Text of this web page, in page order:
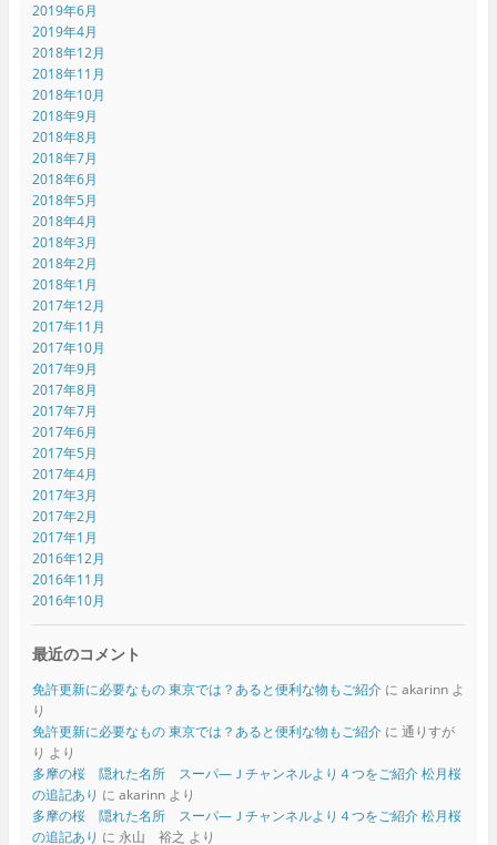
2019年6月
2019年4月
2018年12月
2018年11月
2018年10月
2018年9月
2018年8月
2018年7月
2018年6月
2018年5月
2018年4月
2018年3月
2018年2月
2018年1月
2017年12月
2017年11月
2017年10月
2017年9月
2017年8月
2017年7月
2017年6月
2017年5月
2017年4月
2017年3月
2017年2月
2017年1月
2016年12月
2016年11月
2016年10月
最近のコメント
免許更新に必要なもの 東京では？あると便利な物もご紹介に akarinnよ
り
免許更新に必要なもの 東京では？あると便利な物もご紹介に 通りすが
り より
多摩の桜 隠れた名所 スーパ―Ｊチャンネルより４つをご紹介 松月桜
の追記あり に akarinnより
多摩の桜 隠れた名所 スーパ―Ｊチャンネルより４つをご紹介 松月桜
の追記あり に 永山 裕之 より